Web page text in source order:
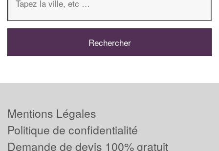
Mentions Légales
Politique de confidentialité
Demande de devis 100% gratuit